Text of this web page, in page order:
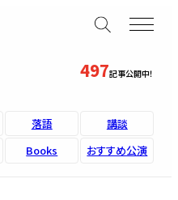
497記事公開中！
落語
講談
Books おすすめ公演